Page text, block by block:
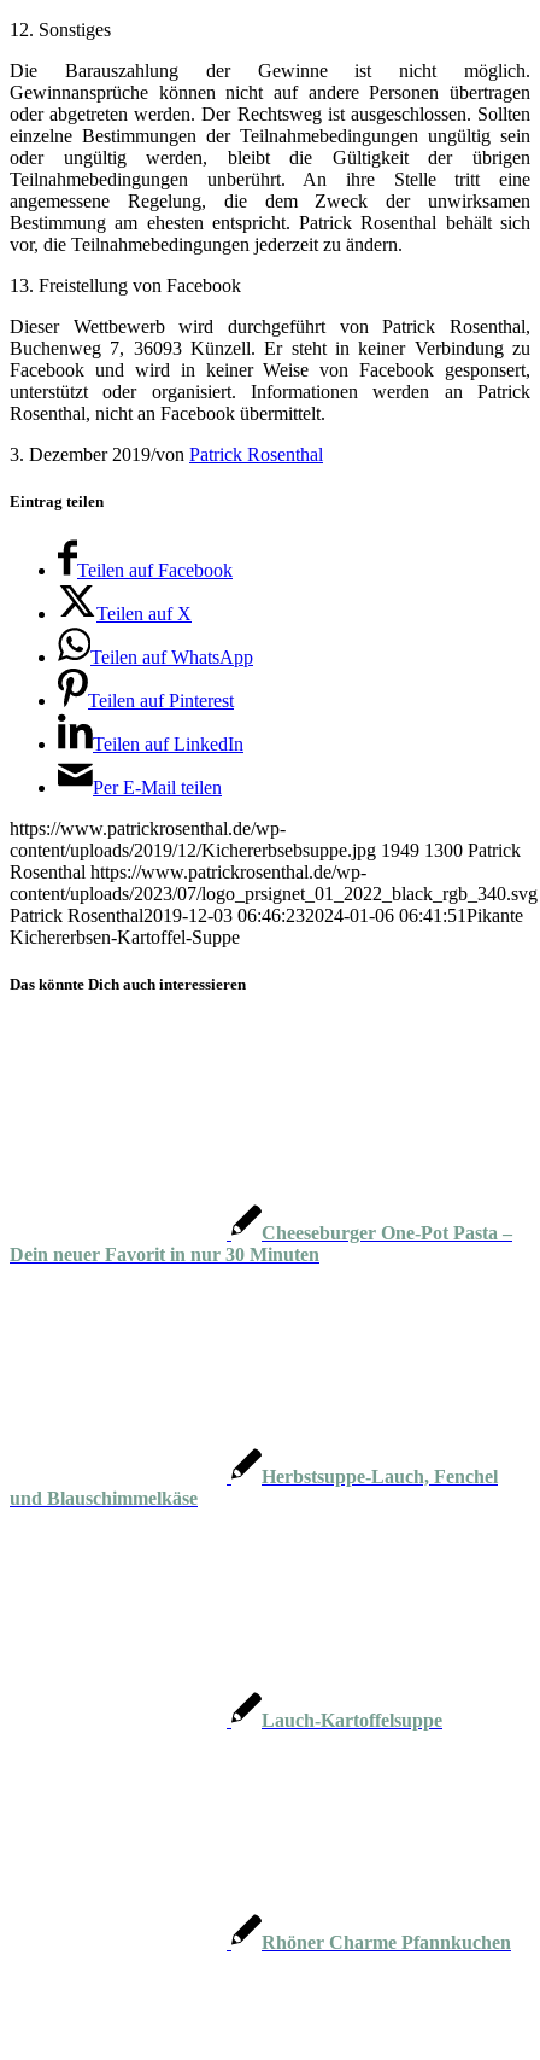
12. Sonstiges
Die Barauszahlung der Gewinne ist nicht möglich.
Gewinnansprüche können nicht auf andere Personen übertragen
oder abgetreten werden. Der Rechtsweg ist ausgeschlossen. Sollten
einzelne Bestimmungen der Teilnahmebedingungen ungültig sein
oder ungültig werden, bleibt die Gültigkeit der übrigen
Teilnahmebedingungen unberührt. An ihre Stelle tritt eine
angemessene Regelung, die dem Zweck der unwirksamen
Bestimmung am ehesten entspricht. Patrick Rosenthal behält sich
vor, die Teilnahmebedingungen jederzeit zu ändern.
13. Freistellung von Facebook
Dieser Wettbewerb wird durchgeführt von Patrick Rosenthal,
Buchenweg 7, 36093 Künzell. Er steht in keiner Verbindung zu
Facebook und wird in keiner Weise von Facebook gesponsert,
unterstützt oder organisiert. Informationen werden an Patrick
Rosenthal, nicht an Facebook übermittelt.
3. Dezember 2019/von Patrick Rosenthal
Eintrag teilen
Teilen auf Facebook
Teilen auf X
Teilen auf WhatsApp
Teilen auf Pinterest
Teilen auf LinkedIn
Per E-Mail teilen
https://www.patrickrosenthal.de/wp-
content/uploads/2019/12/Kichererbsebsuppe.jpg 1949 1300 Patrick
Rosenthal https://www.patrickrosenthal.de/wp-
content/uploads/2023/07/logo_prsignet_01_2022_black_rgb_340.svg
Patrick Rosenthal2019-12-03 06:46:232024-01-06 06:41:51Pikante
Kichererbsen-Kartoffel-Suppe
Das könnte Dich auch interessieren
Cheeseburger One-Pot Pasta –
Dein neuer Favorit in nur 30 Minuten
Herbstsuppe-Lauch, Fenchel
und Blauschimmelkäse
Lauch-Kartoffelsuppe
Rhöner Charme Pfannkuchen